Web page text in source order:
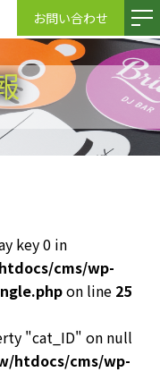
お問い合わせ
key 0 in
cms/wp-
on line 25
"cat_ID" on null
htdocs/cms/wp-